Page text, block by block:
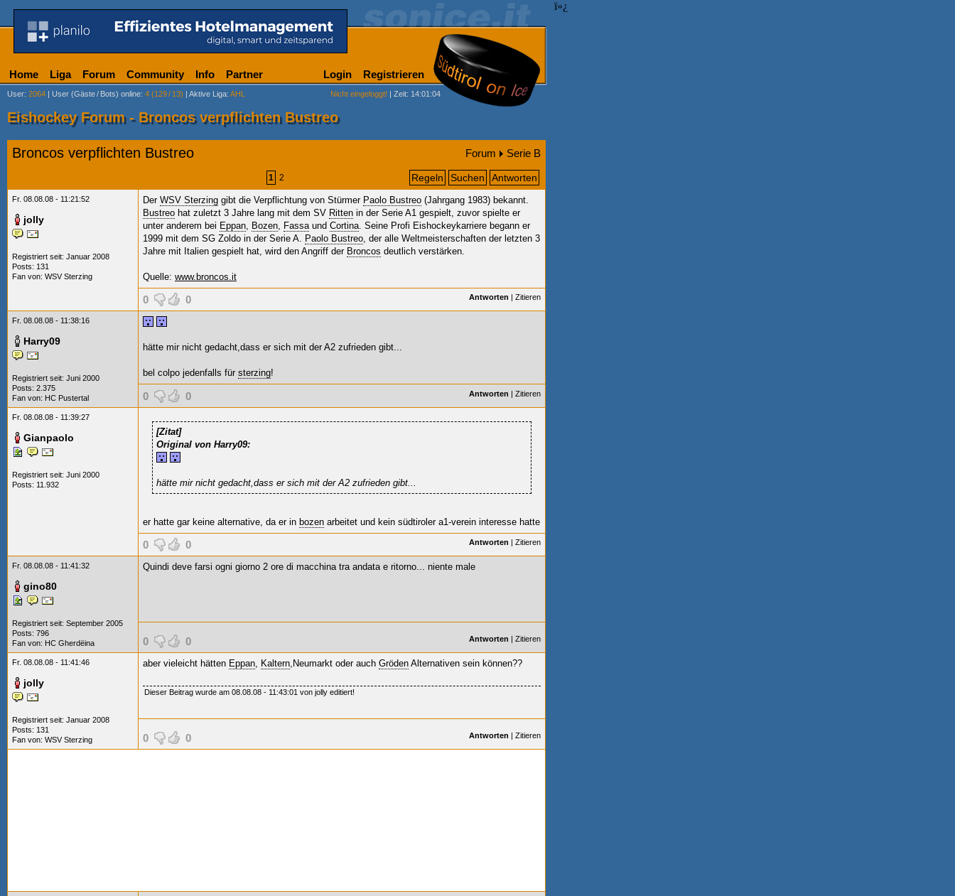
ï»¿
Home Liga Forum Community Info Partner Login Registrieren
User: 2064 | User (Gäste/ Bots) online: 4 (129/ 13) | Aktive Liga: AHL Nicht eingeloggt! | Zeit: 14:01:04
Eishockey Forum - Broncos verpflichten Bustreo
Broncos verpflichten Bustreo Forum Serie B
1 2 Regeln Suchen Antworten
Fr. 08.08.08 - 11:21:52
jolly
Registriert seit: Januar 2008
Posts: 131
Fan von: WSV Sterzing
Der WSV Sterzing gibt die Verpflichtung von Stürmer Paolo Bustreo (Jahrgang 1983) bekannt.
Bustreo hat zuletzt 3 Jahre lang mit dem SV Ritten in der Serie A1 gespielt, zuvor spielte er
unter anderem bei Eppan, Bozen, Fassaund Cortina. Seine Profi Eishockeykarriere begann er
1999 mit dem SG Zoldo in der Serie A. Paolo Bustreo, der alle Weltmeisterschaften der letzten 3
Jahre mit Italien gespielt hat, wird den Angriff der Broncos deutlich verstärken.
Quelle: www.broncos.it
0 0 Antworten | Zitieren
Fr. 08.08.08 - 11:38:16
Harry09
Registriert seit: Juni 2000
Posts: 2.375
Fan von: HC Pustertal
hätte mir nicht gedacht,dass er sich mit der A2 zufrieden gibt...
bel colpo jedenfalls für sterzing!
0 0 Antworten | Zitieren
Fr. 08.08.08 - 11:39:27
Gianpaolo
Registriert seit: Juni 2000
Posts: 11.932
[Zitat]
Original von Harry09:
hätte mir nicht gedacht,dass er sich mit der A2 zufrieden gibt...
er hatte gar keine alternative, da er in bozen arbeitet und kein südtiroler a1-verein interesse hatte
0 0 Antworten | Zitieren
Fr. 08.08.08 - 11:41:32
gino80
Registriert seit: September 2005
Posts: 796
Fan von: HC Gherdëina
Quindi deve farsi ogni giorno 2 ore di macchina tra andata e ritorno... niente male
0 0 Antworten | Zitieren
Fr. 08.08.08 - 11:41:46
jolly
Registriert seit: Januar 2008
Posts: 131
Fan von: WSV Sterzing
aber vieleicht hätten Eppan, Kaltern,Neumarkt oder auch Gröden Alternativen sein können??
Dieser Beitrag wurde am 08.08.08 - 11:43:01 von jolly editiert!
0 0 Antworten | Zitieren